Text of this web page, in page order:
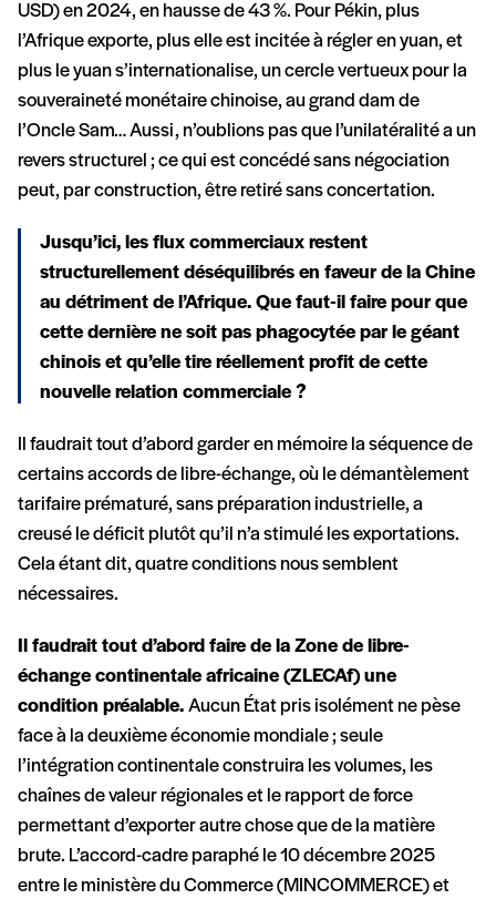
USD) en 2024, en hausse de 43 %. Pour Pékin, plus
l’Afrique exporte, plus elle est incitée à régler en yuan, et
plus le yuan s’internationalise, un cercle vertueux pour la
souveraineté monétaire chinoise, au grand dam de
l’Oncle Sam… Aussi, n’oublions pas que l’unilatéralité a un
revers structurel ; ce qui est concédé sans négociation
peut, par construction, être retiré sans concertation.
Jusqu’ici, les flux commerciaux restent
structurellement déséquilibrés en faveur de la Chine
au détriment de l’Afrique. Que faut-il faire pour que
cette dernière ne soit pas phagocytée par le géant
chinois et qu’elle tire réellement profit de cette
nouvelle relation commerciale ?
Il faudrait tout d’abord garder en mémoire la séquence de
certains accords de libre-échange, où le démantèlement
tarifaire prématuré, sans préparation industrielle, a
creusé le déficit plutôt qu’il n’a stimulé les exportations.
Cela étant dit, quatre conditions nous semblent
nécessaires.
Il faudrait tout d’abord faire de la Zone de libre-
échange continentale africaine (ZLECAf) une
condition préalable. Aucun État pris isolément ne pèse
face à la deuxième économie mondiale ; seule
l’intégration continentale construira les volumes, les
chaînes de valeur régionales et le rapport de force
permettant d’exporter autre chose que de la matière
brute. L’accord-cadre paraphé le 10 décembre 2025
entre le ministère du Commerce (MINCOMMERCE) et